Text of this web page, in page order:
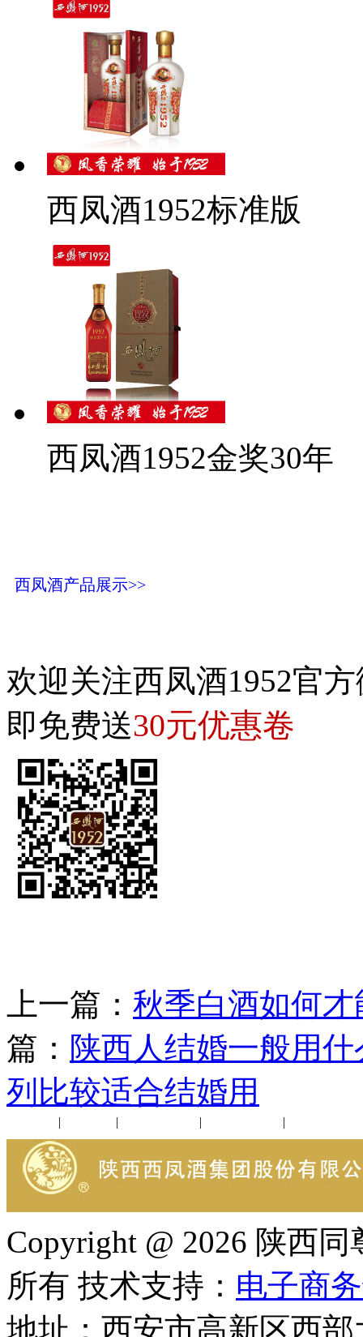
西凤酒1952标准版
西凤酒1952金奖30年
西凤酒产品展示>>
欢迎关注西凤酒1952官
即免费送30元优惠卷
上一篇： 秋季白酒如何
篇： 陕西人结婚一般用
列比较适合结婚用
| | | |
Copyright @ 2026 陕西
所有 技术支持： 电子商
地址：西安市高新区西